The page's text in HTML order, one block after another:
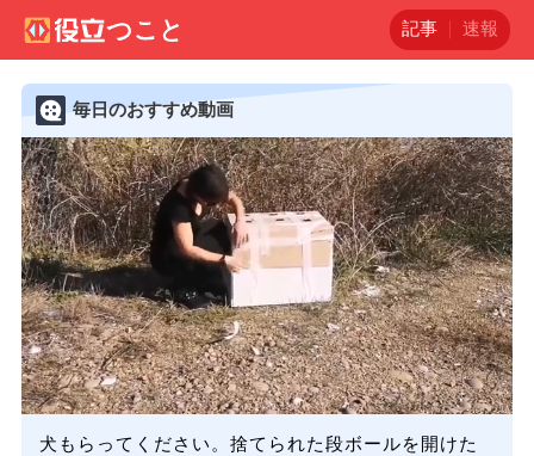
記事 速報
毎日のおすすめ動画
犬もらってください。捨てられた段ボールを開けた